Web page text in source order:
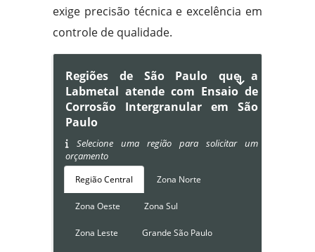
exige precisão técnica e excelência em
controle de qualidade.
Regiões de São Paulo que a
Labmetal atende com Ensaio de
Corrosão Intergranular em São
Paulo
Selecione uma região para solicitar um
orçamento
Região Central Zona Norte
Zona Oeste Zona Sul
Zona Leste Grande São Paulo